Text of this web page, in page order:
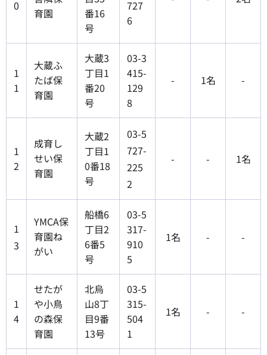
0
育園
番16
号
727
6
1
1
大蔵ふ
たば保
育園
大蔵3
丁目1
番20
号
03-3
415-
129
8
- 1名 -
1
2
成育し
せい保
育園
大蔵2
丁目1
0番18
号
03-5
727-
225
2
- - 1名
1
3
YMCA保
育園ね
がい
船橋6
丁目2
6番5
号
03-5
317-
910
5
1名 - -
1
4
せたが
や小鳥
の森保
育園
北烏
山8丁
目9番
13号
03-5
315-
504
1
1名 - -